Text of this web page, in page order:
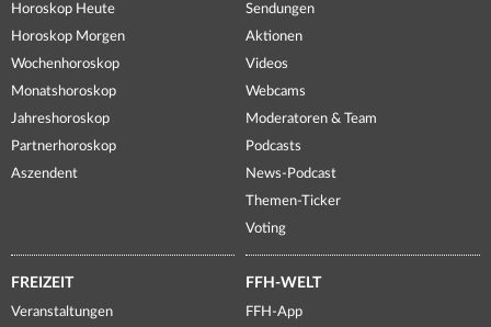
Horoskop Heute
Horoskop Morgen
Wochenhoroskop
Monatshoroskop
Jahreshoroskop
Partnerhoroskop
Aszendent
Sendungen
Aktionen
Videos
Webcams
Moderatoren & Team
Podcasts
News-Podcast
Themen-Ticker
Voting
FREIZEIT
Veranstaltungen
FFH-WELT
FFH-App